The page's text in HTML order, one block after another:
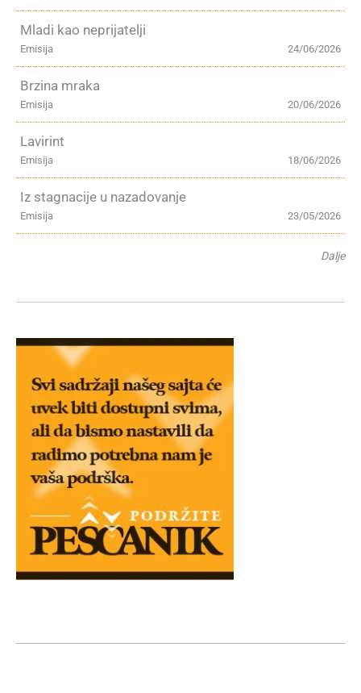
Mladi kao neprijatelji
24/06/2026
Emisija
Brzina mraka
20/06/2026
Emisija
Lavirint
18/06/2026
Emisija
Iz stagnacije u nazadovanje
23/05/2026
Emisija
Dalje